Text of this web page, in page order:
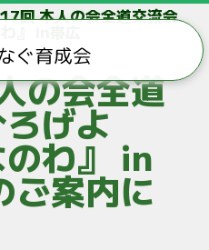
回 本人の会全道交流会
』 in帯広
の会全道
げよ
わ』 in
ご案内に